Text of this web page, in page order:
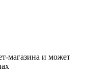
магазина и может